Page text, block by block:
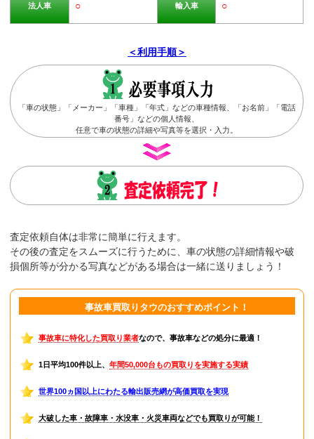
法人車 ○ 輸入車 ○
＜利用手順＞
「車の状態」「メーカー」「車種」「年式」などの車種情報、「お名前」「電話
番号」などの個人情報、
任意で車の状態の詳細や写真等を選択・入力。
査定依頼自体は非常に簡単に行えます。
その後の査定をスムーズに行うために、車の状態の詳細情報や破
損個所等が分かる写真などがある場合は一緒に送りましょう！
事故車買取りタウのおすすめポイント！
事故車に特化した買取り業者なので、事故車などの処分に最適！
1日平均100件以上、 年間50,000台もの買取りを実施する実績
世界100ヵ国以上にわたる輸出販売網が高価買取を実現
大破した車・故障車・水没車・火災車両などでも買取りが可能！